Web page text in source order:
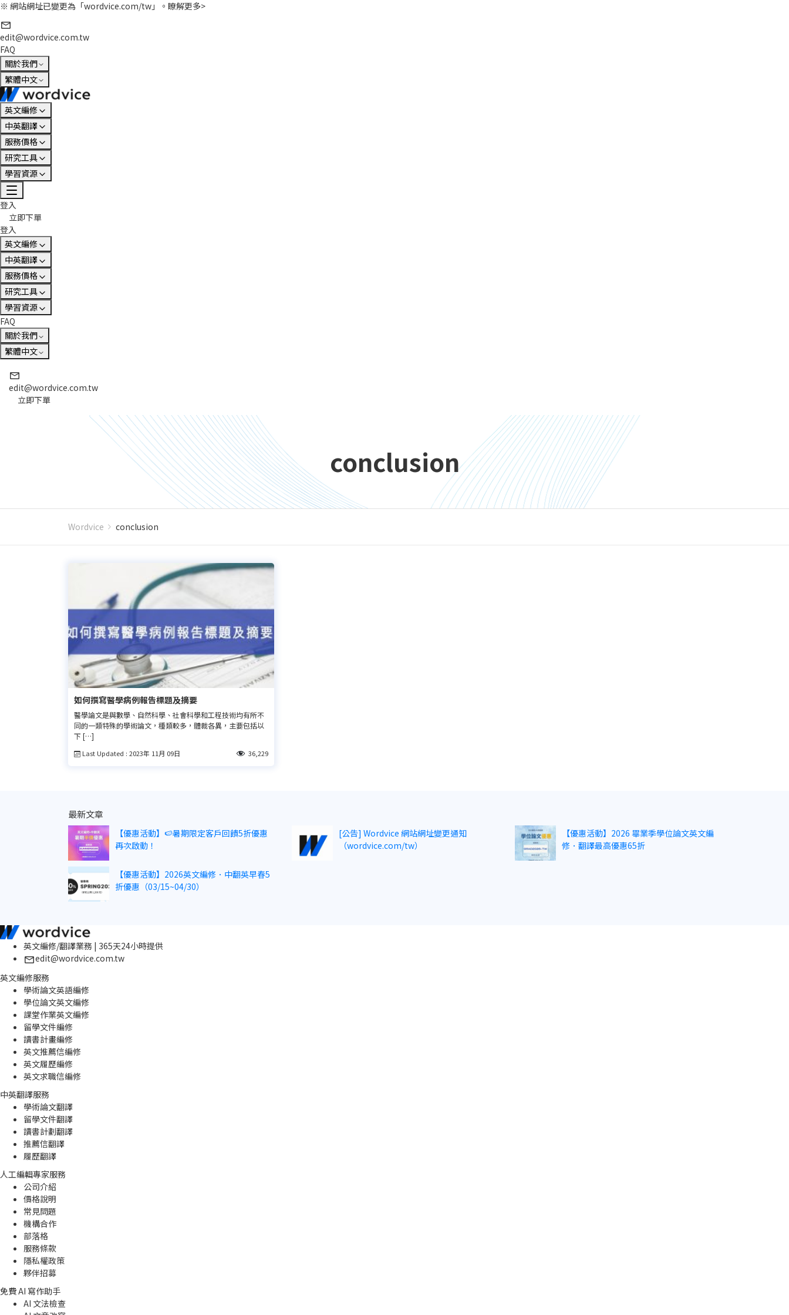
※ 網站網址已變更為「wordvice.com/tw」。 瞭解更多>
edit@wordvice.com.tw
FAQ
關於我們
繁體中文
英文編修
中英翻譯
服務價格
研究工具
學習資源
登入
立即下單
登入
英文編修
中英翻譯
服務價格
研究工具
學習資源
FAQ
關於我們
繁體中文
edit@wordvice.com.tw
立即下單
conclusion
Wordvice conclusion
如何撰寫醫學病例報告標題及摘要
醫學論文是與數學、自然科學、社會科學和工程技術均有所不
同的一類特殊的學術論文，種類較多，體裁各異，主要包括以
下 […]
Last Updated : 2023年 11月 09日 36,229
最新文章
【優惠活動】🍉暑期限定客戶回饋5折優惠
再次啟動！
[公告] Wordvice 網站網址變更通知
（wordvice.com/tw）
【優惠活動】2026 畢業季學位論文英文編
修．翻譯最高優惠65折
【優惠活動】2026英文編修．中翻英早春5
折優惠（03/15~04/30）
英文編修/翻譯業務 | 365天24小時提供
edit@wordvice.com.tw
英文編修服務
學術論文英語編修
學位論文英文編修
課堂作業英文編修
留學文件編修
讀書計畫編修
英文推薦信編修
英文履歷編修
英文求職信編修
中英翻譯服務
學術論文翻譯
留學文件翻譯
讀書計劃翻譯
推薦信翻譯
履歷翻譯
人工編輯專家服務
公司介紹
價格說明
常見問題
機構合作
部落格
服務條款
隱私權政策
夥伴招募
免費 AI 寫作助手
AI 文法檢查